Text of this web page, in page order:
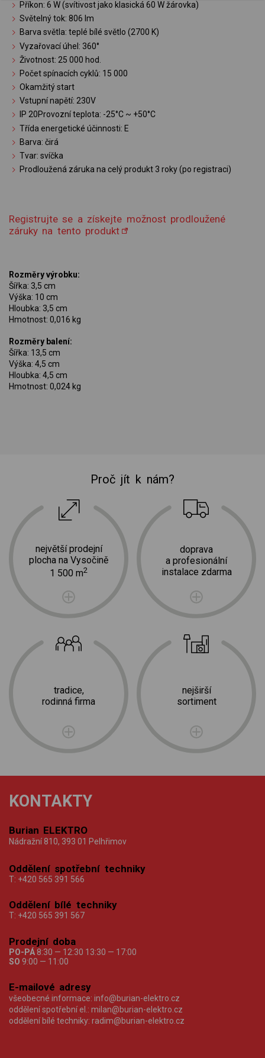
Příkon: 6 W (svítivost jako klasická 60 W žárovka)
Světelný tok: 806 lm
Barva světla: teplé bílé světlo (2700 K)
Vyzařovací úhel: 360°
Životnost: 25 000 hod.
Počet spínacích cyklů: 15 000
Okamžitý start
Vstupní napětí: 230V
IP 20Provozní teplota: -25°C ~ +50°C
Třída energetické účinnosti: E
Barva: čirá
Tvar: svíčka
Prodloužená záruka na celý produkt 3 roky (po registraci)
Registrujte se a získejte možnost prodloužené
záruky na tento produkt
Rozměry výrobku:
Šířka: 3,5 cm
Výška: 10 cm
Hloubka: 3,5 cm
Hmotnost: 0,016 kg
Rozměry balení:
Šířka: 13,5 cm
Výška: 4,5 cm
Hloubka: 4,5 cm
Hmotnost: 0,024 kg
Proč jít k nám?
největší prodejní
plocha na Vysočině
1 500 m2
tradice,
rodinná firma
doprava
a profesionální
instalace zdarma
nejširší
sortiment
KONTAKTY
Burian ELEKTRO
Nádražní 810, 393 01 Pelhřimov
Oddělení spotřební techniky
T: +420 565 391 566
Oddělení bílé techniky
T: +420 565 391 567
Prodejní doba
PO-PÁ 8:30 — 12:30 13:30 — 17:00
SO 9:00 — 11:00
E-mailové adresy
všeobecné informace: info@burian-elektro.cz
oddělení spotřební el.: milan@burian-elektro.cz
oddělení bílé techniky: radim@burian-elektro.cz